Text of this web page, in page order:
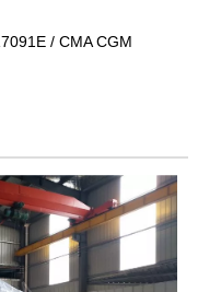
/ CMA CGM